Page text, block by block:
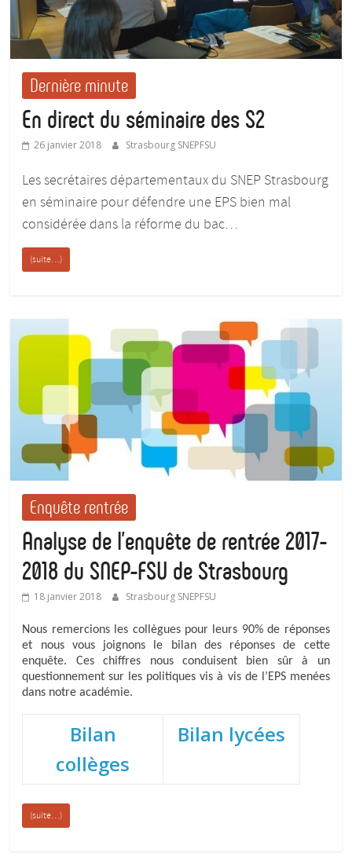
Dernière minute
En direct du séminaire des S2
26 janvier 2018 Strasbourg SNEPFSU
Les secrétaires départementaux du SNEP Strasbourg
en séminaire pour défendre une EPS bien mal
considérée dans la réforme du bac…
(suite…)
Enquête rentrée
Analyse de l’enquête de rentrée 2017-
2018 du SNEP-FSU de Strasbourg
18 janvier 2018 Strasbourg SNEPFSU
Nous remercions les collègues pour leurs 90% de réponses
et nous vous joignons le bilan des réponses de cette
enquête. Ces chiffres nous conduisent bien sûr à un
questionnement sur les politiques vis à vis de l’EPS menées
dans notre académie.
Bilan
collèges
Bilan lycées
(suite…)